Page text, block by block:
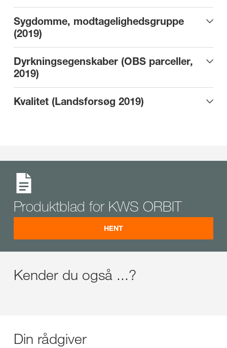
Sygdomme, modtagelighedsgruppe
(2019)
Dyrkningsegenskaber (OBS parceller,
2019)
Kvalitet (Landsforsøg 2019)
Produktblad for KWS ORBIT
HENT
Kender du også ...?
Din rådgiver